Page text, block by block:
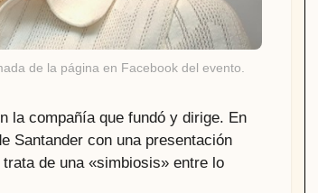
de la página en Facebook del evento.
la compañía que fundó y dirige. En
Santander con una presentación
de una «simbiosis» entre lo